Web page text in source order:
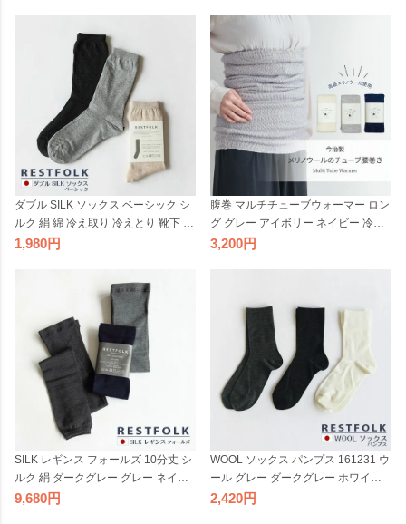
ダブル SILK ソックス ベーシック シ
ルク 絹 綿 冷え取り 冷えとり 靴下 冷
え取り靴下 くつした コットン レデ
1,980
腹巻 マルチチューブウォーマー ロン
グ グレー アイボリー ネイビー 冷え
取り 冷えとり ボディウォーマー レ
3,200
SILK レギンス フォールズ 10分丈 シ
ルク 絹 ダークグレー グレー ネイビ
ー 冷え取り レディース フリーサイ
9,680
WOOL ソックス パンプス 161231 ウ
ール グレー ダークグレー ホワイト
薄手 冷え取り 靴下 くつした レディ
2,420